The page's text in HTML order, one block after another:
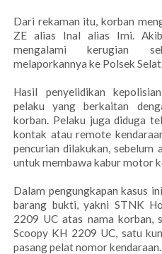
Dari rekaman itu, korban
ZE alias Inal alias Imi.
mengalami kerugian
melaporkannya ke Polsek
Hasil penyelidikan
pelaku yang berkaitan
korban. Pelaku juga diduga
kontak atau remote
pencurian dilakukan, sebelum
untuk membawa kabur motor
Dalam pengungkapan kasus
barang bukti, yakni STNK
2209 UC atas nama korban,
Scoopy KH 2209 UC, satu
pasang pelat nomor kendaraan.